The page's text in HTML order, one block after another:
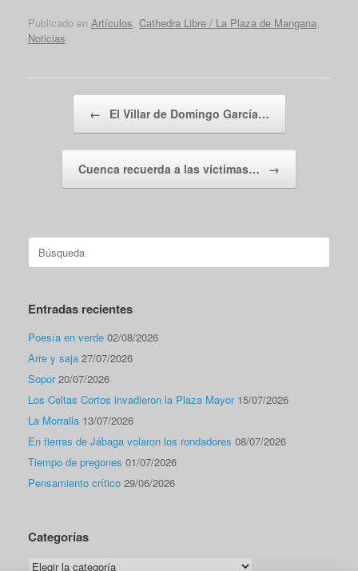
Publicado en Artículos Cathedra Libre / La Plaza de Mangana
Noticias
← El Villar de Domingo García…
Cuenca recuerda a las víctimas… →
Buscar:
Entradas recientes
Poesía en verde 02/08/2026
Arre y saja 27/07/2026
Sopor 20/07/2026
Los Celtas Cortos invadieron la Plaza Mayor 15/07/2026
La Morralla 13/07/2026
En tierras de Jábaga volaron los rondadores 08/07/2026
Tiempo de pregones 01/07/2026
Pensamiento crítico 29/06/2026
Categorías
Categorías